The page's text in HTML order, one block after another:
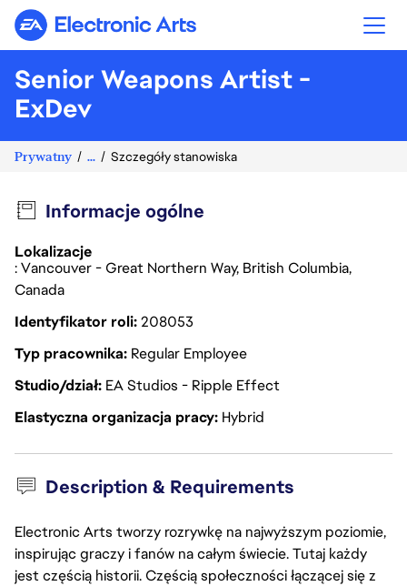
Electronic Arts
Senior Weapons Artist -
ExDev
Prywatny ... Szczegóły stanowiska
Informacje ogólne
Lokalizacje
: Vancouver - Great Northern Way, British Columbia,
Canada
Identyfikator roli208053
Typ pracownika Regular Employee
Studio/dział EA Studios - Ripple Effect
Elastyczna organizacja pracy Hybrid
Description & Requirements
Electronic Arts tworzy rozrywkę na najwyższym poziomie,
inspirując graczy i fanów na całym świecie. Tutaj każdy
jest częścią historii. Częścią społeczności łączącej się z